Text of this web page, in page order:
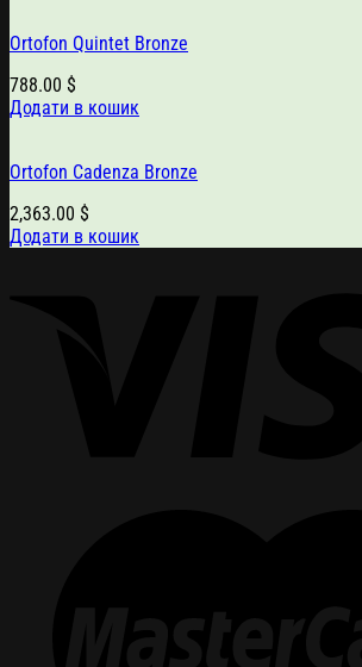
Ortofon Quintet Bronze
788.00 $
Додати в кошик
Ortofon Cadenza Bronze
2,363.00 $
Додати в кошик